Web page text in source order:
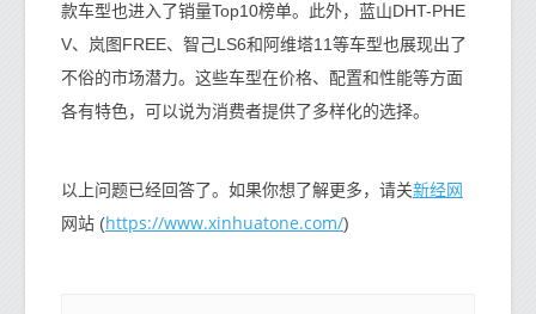
款车型也进入了销量Top10榜单。此外，蓝山DHT-PHE
V、岚图FREE、智己LS6和阿维塔11等车型也展现出了
不俗的市场潜力。这些车型在价格、配置和性能等方面
各有特色，可以说为消费者提供了多样化的选择。
以上问题已经回答了。如果你想了解更多，请关新经网
网站 (https://www.xinhuatone.com/)